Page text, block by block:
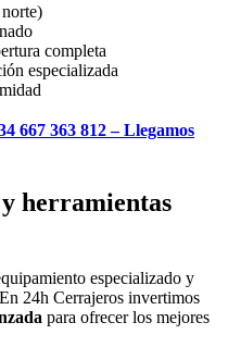
completa
especializada
363 812 – Llegamos
herramientas
especializado y
24h Cerrajeros invertimos
para ofrecer los mejores